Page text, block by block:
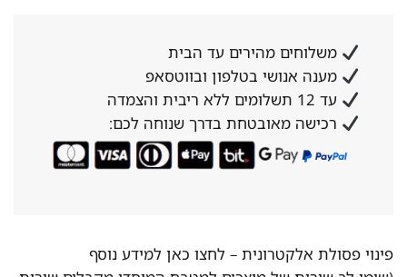
משלוחים מהירים עד הבית
מענה אנושי בטלפון ובווטסאפ
עד 12 תשלומים ללא ריבית והצמדה
רכישה מאובטחת בדרך שנוחה לכם:
פינוי פסולת אלקטרונית –לחצו כאן למידע נוסף